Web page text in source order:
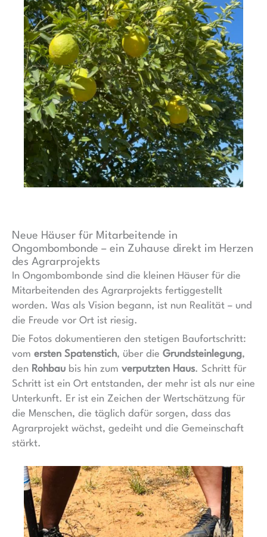
Neue Häuser für Mitarbeitende in
Ongombombonde – ein Zuhause direkt im Herzen
des Agrarprojekts
In Ongombombonde sind die kleinen Häuser für die
Mitarbeitenden des Agrarprojekts fertiggestellt
worden. Was als Vision begann, ist nun Realität – und
die Freude vor Ort ist riesig.
Die Fotos dokumentieren den stetigen Baufortschritt:
vom ersten Spatenstich, über die Grundsteinlegung,
den Rohbau bis hin zum verputzten Haus. Schritt für
Schritt ist ein Ort entstanden, der mehr ist als nur eine
Unterkunft. Er ist ein Zeichen der Wertschätzung für
die Menschen, die täglich dafür sorgen, dass das
Agrarprojekt wächst, gedeiht und die Gemeinschaft
stärkt.